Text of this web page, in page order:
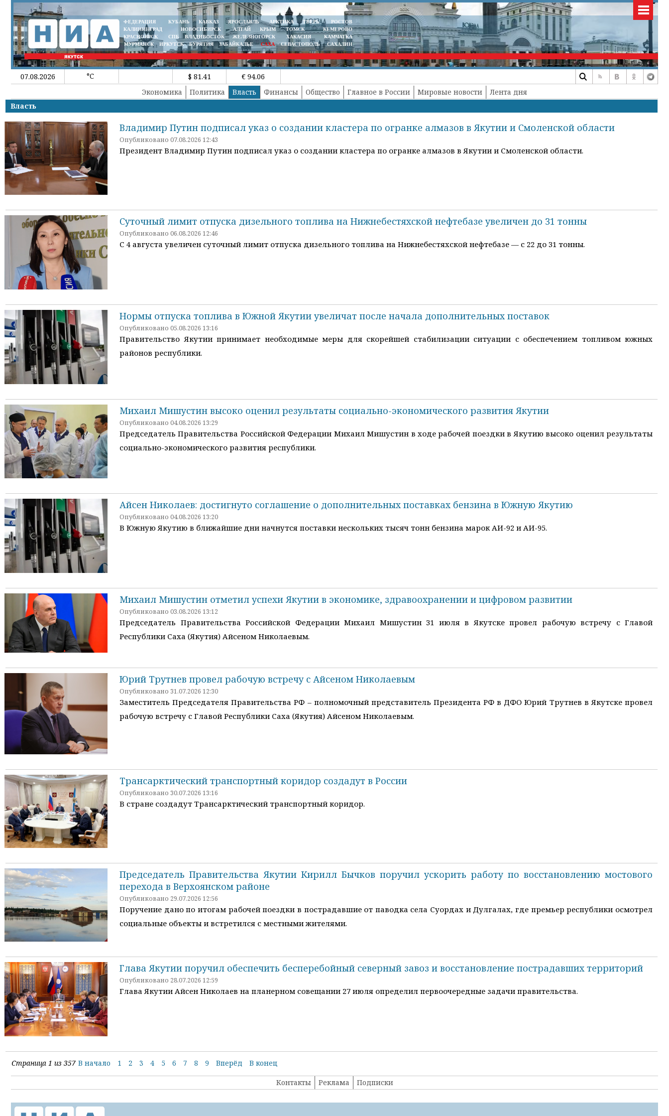
ФЕДЕРАЦИЯ КУБАНЬ КАВКАЗ ЯРОСЛАВЛЬ АРКТИКА ТВЕРЬ
РОСТОВ
КАЛИНИНГРАД
НОВОСИБИРСК АЛТАЙ КРЫМ ТОМСК
КЕМЕРОВО
КРАСНОЯРСК
СПБ ВЛАДИВОСТОК ЖЕЛЕЗНОГОРСК ХАКАСИЯ
КАМЧАТКА
МУРМАНСК
ИРКУТСК БУРЯТИЯ ЗАБАЙКАЛЬЕ САХА СЕВАСТОПОЛЬ САХАЛИН
07.08.2026 °C $ 81.41
€ 94.06
Экономика
Политика Власть Финансы Общество Главное в России Мировые новости
Лента дня
Власть
Владимир Путин подписал указ о создании кластера по огранке алмазов в Якутии и Смоленской области
Опубликовано 07.08.2026 12:43
Президент Владимир Путин подписал указ о создании кластера по огранке алмазов в Якутии и Смоленской области.
Суточный лимит отпуска дизельного топлива на Нижнебестяхской нефтебазе увеличен до 31 тонны
Опубликовано 06.08.2026 12:46
С 4 августа увеличен суточный лимит отпуска дизельного топлива на Нижнебестяхской нефтебазе — с 22 до 31 тонны.
Нормы отпуска топлива в Южной Якутии увеличат после начала дополнительных поставок
Опубликовано 05.08.2026 13:16
Правительство Якутии принимает необходимые меры для скорейшей стабилизации ситуации с обеспечением топливом южных
районов республики.
Михаил Мишустин высоко оценил результаты социально-экономического развития Якутии
Опубликовано 04.08.2026 13:29
Председатель Правительства Российской Федерации Михаил Мишустин в ходе рабочей поездки в Якутию высоко оценил результаты
социально-экономического развития республики.
Айсен Николаев: достигнуто соглашение о дополнительных поставках бензина в Южную Якутию
Опубликовано 04.08.2026 13:20
В Южную Якутию в ближайшие дни начнутся поставки нескольких тысяч тонн бензина марок АИ-92 и АИ-95.
Михаил Мишустин отметил успехи Якутии в экономике, здравоохранении и цифровом развитии
Опубликовано 03.08.2026 13:12
Председатель Правительства Российской Федерации Михаил Мишустин 31 июля в Якутске провел рабочую встречу с Главой
Республики Саха (Якутия) Айсеном Николаевым.
Юрий Трутнев провел рабочую встречу с Айсеном Николаевым
Опубликовано 31.07.2026 12:30
Заместитель Председателя Правительства РФ – полномочный представитель Президента РФ в ДФО Юрий Трутнев в Якутске провел
рабочую встречу с Главой Республики Саха (Якутия) Айсеном Николаевым.
Трансарктический транспортный коридор создадут в России
Опубликовано 30.07.2026 13:16
В стране создадут Трансарктический транспортный коридор.
Председатель Правительства Якутии Кирилл Бычков поручил ускорить работу по восстановлению мостового
перехода в Верхоянском районе
Опубликовано 29.07.2026 12:56
Поручение дано по итогам рабочей поездки в пострадавшие от паводка села Суордах и Дулгалах, где премьер республики осмотрел
социальные объекты и встретился с местными жителями.
Глава Якутии поручил обеспечить бесперебойный северный завоз и восстановление пострадавших территорий
Опубликовано 28.07.2026 12:59
Глава Якутии Айсен Николаев на планерном совещании 27 июля определил первоочередные задачи правительства.
Страница 1 из 357 В начало 1 2 3 4 5 6 7 8 9 Вперёд В конец
Контакты Реклама Подписки